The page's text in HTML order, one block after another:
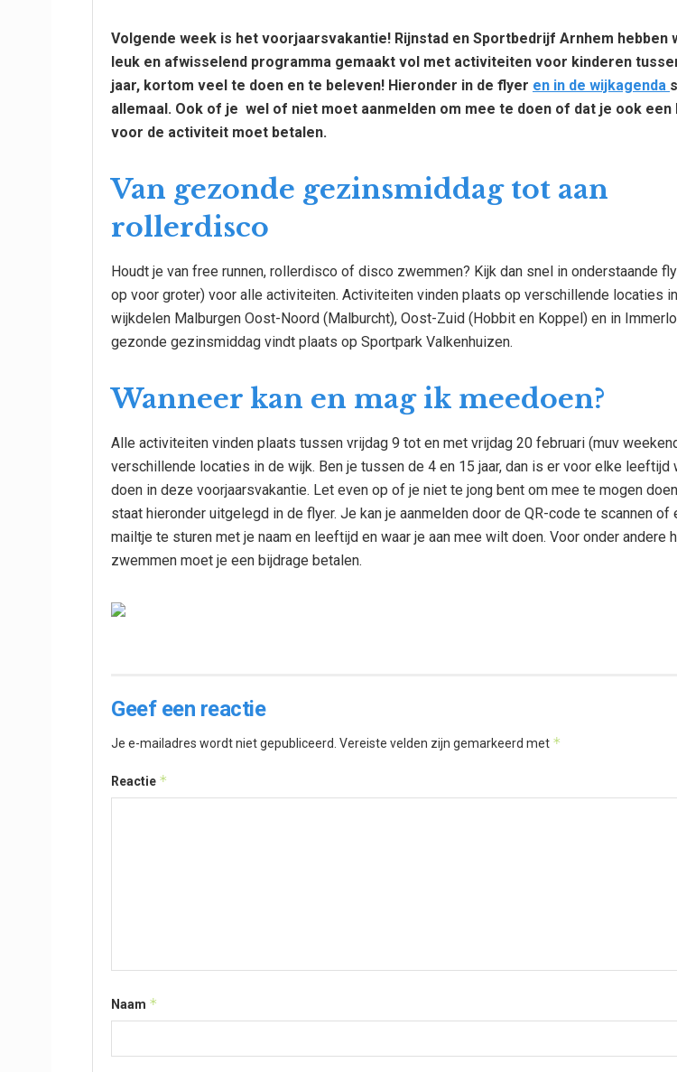
Volgende week is het voorjaarsvakantie! Rijnstad en Sportbedrijf Arnhem hebben
leuk en afwisselend programma gemaakt vol met activiteiten voor kinderen
jaar, kortom veel te doen en te beleven! Hieronder in de flyer en in de wijkagenda
allemaal. Ook of je wel of niet moet aanmelden om mee te doen of dat je ook een
voor de activiteit moet betalen.
Van gezonde gezinsmiddag tot aan
rollerdisco
Houdt je van free runnen, rollerdisco of disco zwemmen? Kijk dan snel in onderstaande
op voor groter) voor alle activiteiten. Activiteiten vinden plaats op verschillende locaties
wijkdelen Malburgen Oost-Noord (Malburcht), Oost-Zuid (Hobbit en Koppel) en in
gezonde gezinsmiddag vindt plaats op Sportpark Valkenhuizen.
Wanneer kan en mag ik meedoen?
Alle activiteiten vinden plaats tussen vrijdag 9 tot en met vrijdag 20 februari (muv
verschillende locaties in de wijk. Ben je tussen de 4 en 15 jaar, dan is er voor elke leeftijd
doen in deze voorjaarsvakantie. Let even op of je niet te jong bent om mee te mogen
staat hieronder uitgelegd in de flyer. Je kan je aanmelden door de QR-code te scannen of
mailtje te sturen met je naam en leeftijd en waar je aan mee wilt doen. Voor onder andere
zwemmen moet je een bijdrage betalen.
Geef een reactie
Je e-mailadres wordt niet gepubliceerd. Vereiste velden zijn gemarkeerd met *
Reactie *
Naam *